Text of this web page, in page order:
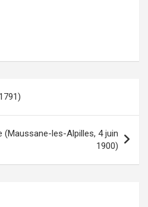
(Maussane-les-Alpilles, 4 juin
1900)